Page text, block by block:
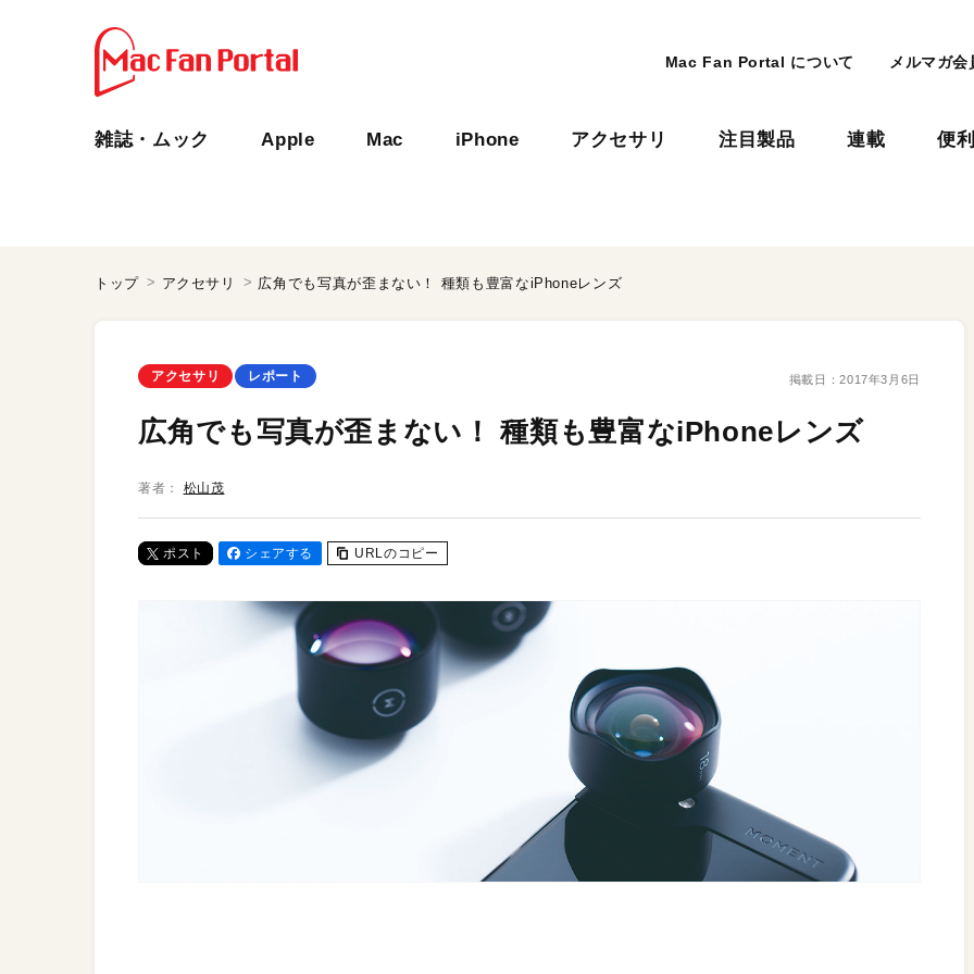
Mac Fan Portal について メルマガ会
雑誌・ムック Apple Mac iPhone アクセサリ 注目製品 連載 便
トップ アクセサリ 広角でも写真が歪まない！ 種類も豊富なiPhoneレンズ
アクセサリ レポート 掲載日：2017年3月6日
広角でも写真が歪まない！ 種類も豊富なiPhoneレンズ
著者： 松山茂
ポスト シェアする URLのコピー